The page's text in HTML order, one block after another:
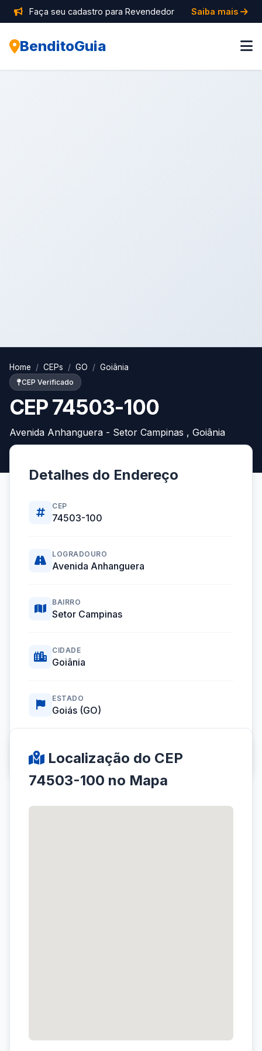
Faça seu cadastro para Revendedor Saiba mais
BenditoGuia
Home CEPs GO Goiânia
CEP Verificado
CEP 74503-100
Avenida Anhanguera - Setor Campinas , Goiânia
Detalhes do Endereço
CEP
74503-100
LOGRADOURO
Avenida Anhanguera
BAIRRO
Setor Campinas
CIDADE
Goiânia
ESTADO
Goiás (GO)
Localização do CEP
74503-100 no Mapa